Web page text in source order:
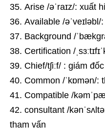
Arise /əˈraɪz/: xuất
Available /
Background /
Certification /
Chief/tʃiːf/ : giám đốc
Common /ˈkɒmən/:
Compatible /
consultant /
tham vấn